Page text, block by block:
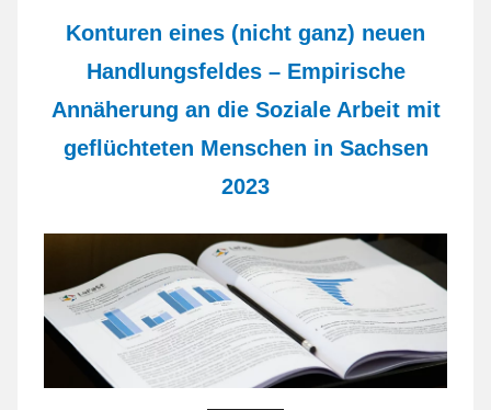
Konturen eines (nicht ganz) neuen
Handlungsfeldes – Empirische
Annäherung an die Soziale Arbeit mit
geflüchteten Menschen in Sachsen
2023